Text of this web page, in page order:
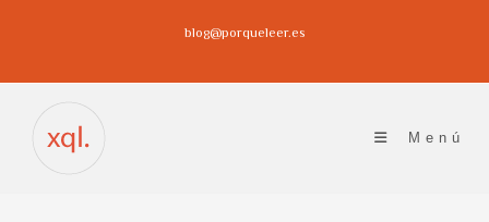
blog@porqueleer.es
Menú